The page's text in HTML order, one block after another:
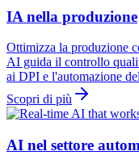
IA nella produzione
Ottimizza la produzione
AI guida il controllo
ai DPI e l'automazione
Scopri di più
AI nel settore